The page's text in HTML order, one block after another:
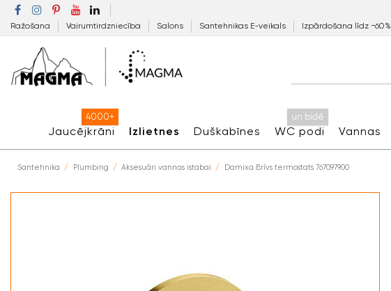
Ražošana Vairumtirdzniecība Salons Santehnikas E-veikals Izpārdošana līdz −60%
Jaucējkrāni
4000+
Izlietnes Duškabīnes WC podi
un bidē
Vannas
Santehnika Plumbing Aksesuāri vannas istabai Damixa Brīvs termostats 767097900